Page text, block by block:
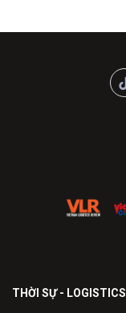
THỜI SỰ - LOGISTICS